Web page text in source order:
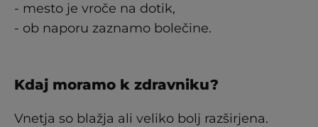
- mesto je vroče na dotik,
- ob naporu zaznamo bolečine.
Kdaj moramo k zdravniku?
Vnetja so blažja ali veliko bolj razširjena.